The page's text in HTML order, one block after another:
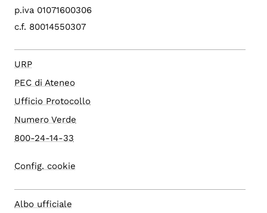
p.iva 01071600306
c.f. 80014550307
URP
PEC di Ateneo
Ufficio Protocollo
Numero Verde
800-24-14-33
Config. cookie
Albo ufficiale